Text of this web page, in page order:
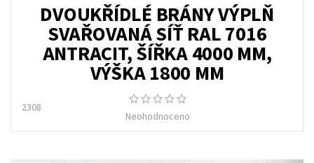
DVOUKŘÍDLÉ BRÁNY VÝPLŇ
SVAŘOVANÁ SÍŤ RAL 7016
ANTRACIT, ŠÍŘKA 4000 MM,
VÝŠKA 1800 MM
2308
Neohodnoceno